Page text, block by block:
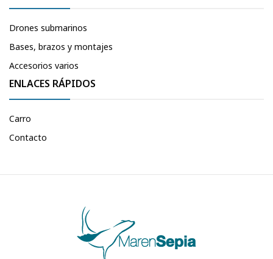
Drones submarinos
Bases, brazos y montajes
Accesorios varios
ENLACES RÁPIDOS
Carro
Contacto